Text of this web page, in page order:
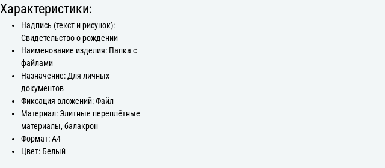
Характеристики:
Надпись (текст и рисунок):
Свидетельство о рождении
Наименование изделия: Папка с
файлами
Назначение: Для личных
документов
Фиксация вложений: Файл
Материал: Элитные переплётные
материалы, балакрон
Формат: А4
Цвет: Белый